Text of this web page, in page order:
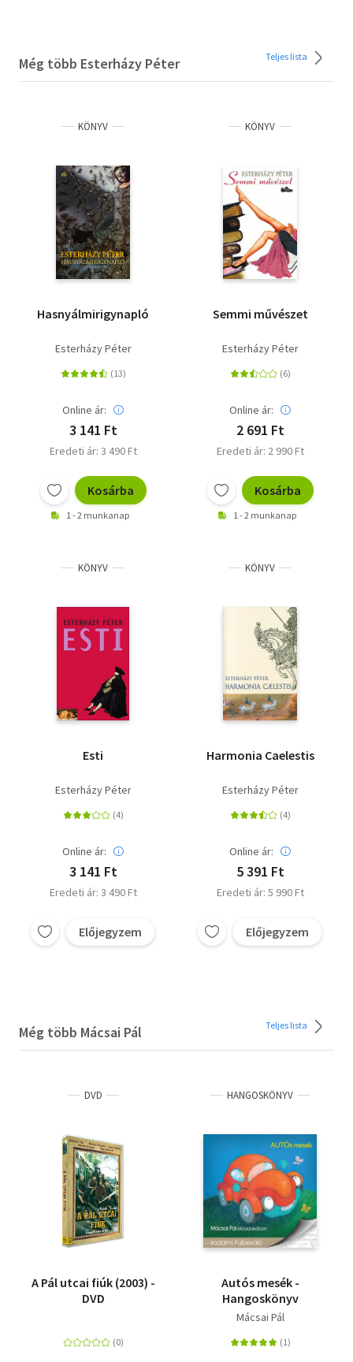
Még több Esterházy Péter Teljes lista
KÖNYV
Hasnyálmirigynapló
Esterházy Péter
Online ár:
3 141 Ft
Eredeti ár: 3 490 Ft
Kosárba
1 - 2 munkanap
KÖNYV
Semmi művészet
Esterházy Péter
Online ár:
2 691 Ft
Eredeti ár: 2 990 Ft
Kosárba
1 - 2 munkanap
KÖNYV
Esti
Esterházy Péter
Online ár:
3 141 Ft
Eredeti ár: 3 490 Ft
Előjegyzem
KÖNYV
Harmonia Caelestis
Esterházy Péter
Online ár:
5 391 Ft
Eredeti ár: 5 990 Ft
Előjegyzem
Még több Mácsai Pál Teljes lista
DVD
A Pál utcai fiúk (2003) -
DVD
HANGOSKÖNYV
Autós mesék -
Hangoskönyv
Mácsai Pál